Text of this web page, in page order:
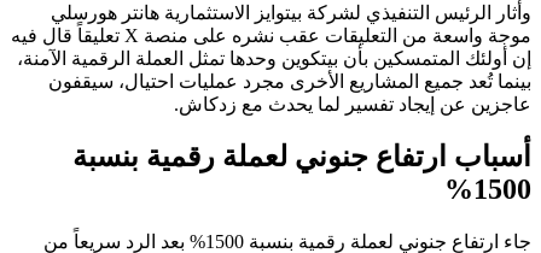
وأثار الرئيس التنفيذي لشركة بيتوايز الاستثمارية هانتر هورسلي
موجة واسعة من التعليقات عقب نشره على منصة X تعليقاً قال فيه
إن أولئك المتمسكين بأن بيتكوين وحدها تمثل العملة الرقمية الآمنة،
بينما تُعد جميع المشاريع الأخرى مجرد عمليات احتيال، سيقفون
عاجزين عن إيجاد تفسير لما يحدث مع زدكاش.
أسباب ارتفاع جنوني لعملة رقمية بنسبة
1500%
جاء ارتفاع جنوني لعملة رقمية بنسبة 1500% بعد الرد سريعاً من